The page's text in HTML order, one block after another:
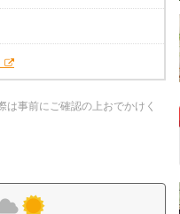
事前にご確認の上おでかけく